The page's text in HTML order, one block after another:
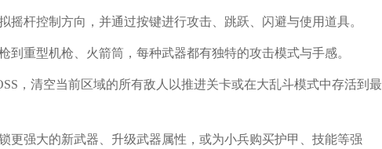
杆控制方向，并通过按键进行攻击、跳跃、闪避与使用道具。
重型机枪、火箭筒，每种武器都有独特的攻击模式与手感。
，清空当前区域的所有敌人以推进关卡或在大乱斗模式中存活到最
更强大的新武器、升级武器属性，或为小兵购买护甲、技能等强